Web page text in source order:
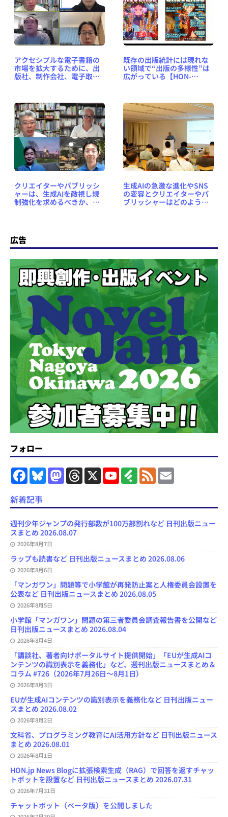
アクセシブルな電子書籍の
市場を拡大するために、出
版社、制作会社、電子取
CF2023レポート】
既存の出版統計には現れな
い領域で“出版の多様性”は
広がっている【HON-
クリエイターやパブリッシ
ャーは、生成AIを敵視し規
制強化を求めるべきか、あ
生成AIの急激な進化やSNS
の変容とクリエイターやパ
ブリッシャーはどのように
広告
フォロー
F
a
e
b
o
k
B
s
y
M
a
o
o
n
T
h
a
s
X
Y
o
u
e
C
n
F
e
l
F
e
l
新着記事
週刊少年ジャンプの発行部数が100万部割れなど 日刊出版ニュー
スまとめ 2026.08.07
2026年8月7日
ラップも読書など 日刊出版ニュースまとめ 2026.08.06
2026年8月6日
「マンガワン」問題等で小学館が再発防止案と人権委員会設置を
公表など 日刊出版ニュースまとめ 2026.08.05
2026年8月5日
小学館「マンガワン」問題の第三者委員会調査報告書を公開など
日刊出版ニュースまとめ 2026.08.04
2026年8月4日
「講談社、著者向けポータルサイト提供開始」「EUが生成AIコ
ンテンツの識別表示を義務化」など、週刊出版ニュースまとめ＆
コラム #726（2026年7月26日～8月1日）
2026年8月3日
EUが生成AIコンテンツの識別表示を義務化など 日刊出版ニュー
スまとめ 2026.08.02
2026年8月2日
文科省、プログラミング教育にAI活用方針など 日刊出版ニュース
まとめ 2026.08.01
2026年8月1日
HON.jp News Blogに拡張検索生成（RAG）で回答を返すチャッ
トボットを設置など 日刊出版ニュースまとめ 2026.07.31
2026年7月31日
チャットボット（ベータ版）を公開しました